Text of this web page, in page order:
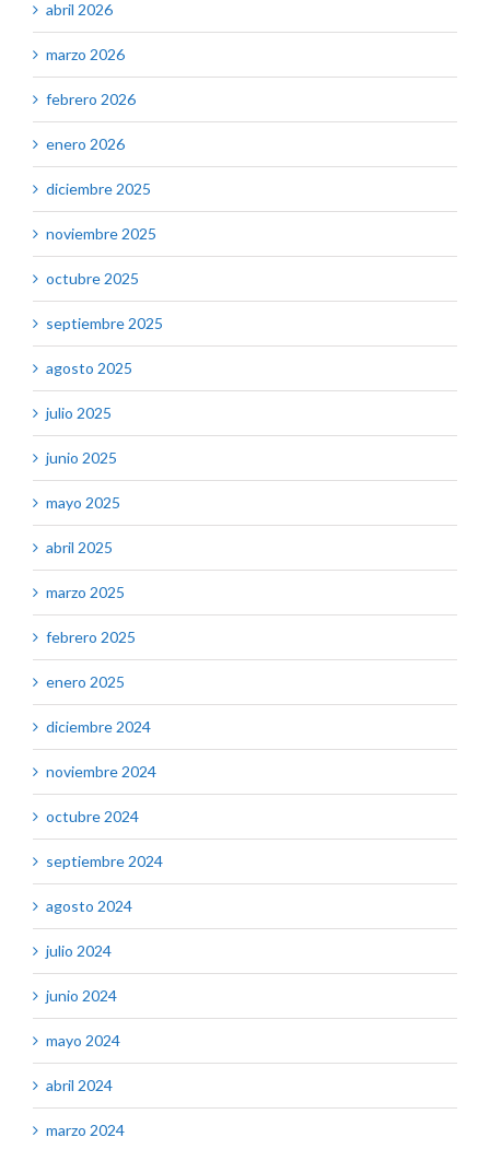
abril 2026
marzo 2026
febrero 2026
enero 2026
diciembre 2025
noviembre 2025
octubre 2025
septiembre 2025
agosto 2025
julio 2025
junio 2025
mayo 2025
abril 2025
marzo 2025
febrero 2025
enero 2025
diciembre 2024
noviembre 2024
octubre 2024
septiembre 2024
agosto 2024
julio 2024
junio 2024
mayo 2024
abril 2024
marzo 2024